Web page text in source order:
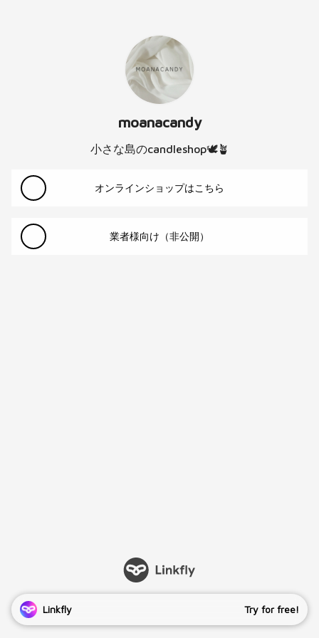
moanacandy
小さな島のcandleshop🕊🪴
オンラインショップはこちら
業者様向け（非公開）
Linkfly Try for free!